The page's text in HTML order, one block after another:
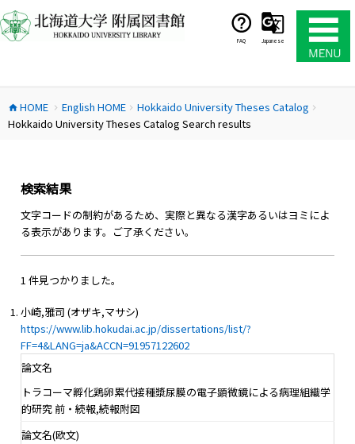
ン
テ
ス
キ
FAQ Japanese
home HOME chevron_right English HOMEchevron_right Hokkaido University Theses Catalog chevron_right
Hokkaido University Theses Catalog Search results
検索結果
文字コードの制約があるため、実際と異なる漢字あるいはヨミによ
る表示があります。ご了承ください。
1 件見つかりました。
小崎,雅司 (オザキ,マサシ)
https://www.lib.hokudai.ac.jp/dissertations/list/?
FF=4&LANG=ja&ACCN=91957122602
論文名
トラコーマ孵化鶏卵累代接種漿尿膜の電子顕微鏡による病理組織学
的研究 前・続報,続報附図
論文名(欧文)